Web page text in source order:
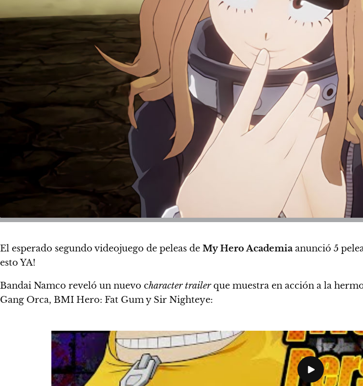
El esperado segundo videojuego de peleas de My Hero Academia anunció 5
esto YA!
Bandai Namco reveló un nuevo character trailerque muestra en acción a la
Gang Orca, BMI Hero: Fat Gum y Sir Nighteye: